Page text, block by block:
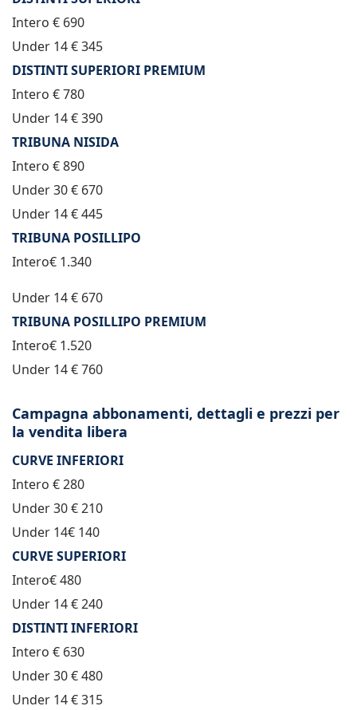
Intero € 690
Under 14 € 345
DISTINTI SUPERIORI PREMIUM
Intero € 780
Under 14 € 390
TRIBUNA NISIDA
Intero € 890
Under 30 € 670
Under 14 € 445
TRIBUNA POSILLIPO
Intero€ 1.340
Under 14 € 670
TRIBUNA POSILLIPO PREMIUM
Intero€ 1.520
Under 14 € 760
Campagna abbonamenti, dettagli e prezzi per
la vendita libera
CURVE INFERIORI
Intero € 280
Under 30 € 210
Under 14€ 140
CURVE SUPERIORI
Intero€ 480
Under 14 € 240
DISTINTI INFERIORI
Intero € 630
Under 30 € 480
Under 14 € 315